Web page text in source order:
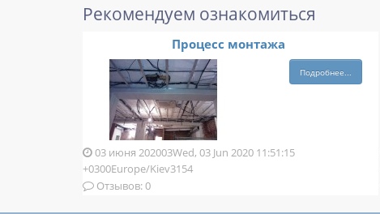
Рекомендуем ознакомиться
Процесс монтажа
Подробнее...
03 июня 202003Wed, 03 Jun 2020 11:51:15
+0300Europe/Kiev3154
Отзывов: 0